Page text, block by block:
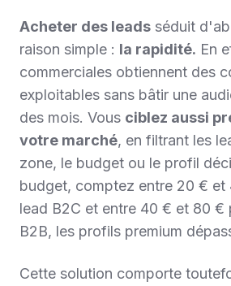
Acheter des leads séduit
raison simple : la rapidité. En
commerciales obtiennent des
exploitables sans bâtir une
des mois. Vous ciblez aussi
votre marché, en filtrant les
zone, le budget ou le profil
budget, comptez entre 20 € et
lead B2C et entre 40 € et 80 €
B2B, les profils premium
Cette solution comporte